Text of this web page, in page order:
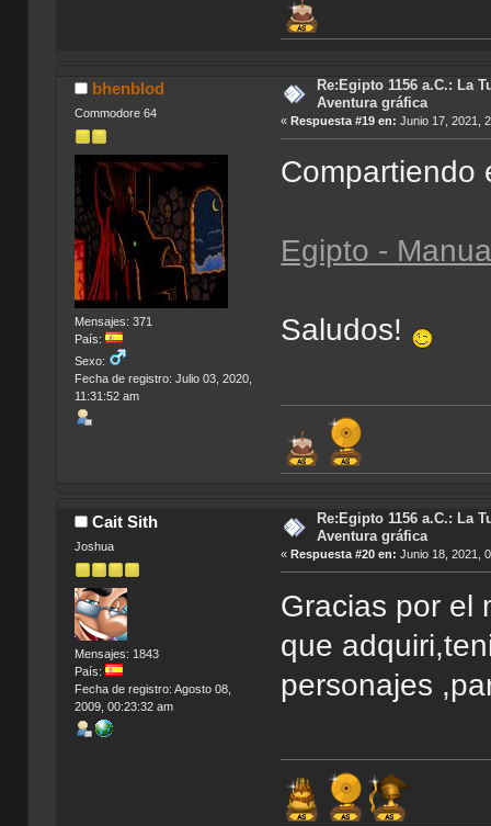
bhenblod
Commodore 64
Mensajes: 371
País:
Sexo:
Fecha de registro: Julio 03, 2020,
11:31:52 am
Re:Egipto 1156 a.C.: La
Aventura gráfica
«Respuesta #19 en: Junio 17, 2021,
Compartiendo
Egipto -
Saludos!
Cait Sith
Joshua
Mensajes: 1843
País:
Fecha de registro: Agosto 08,
2009, 00:23:32 am
Re:Egipto 1156 a.C.: La
Aventura gráfica
« Respuesta #20 en: Junio 18, 2021,
Gracias por el
que
personajes